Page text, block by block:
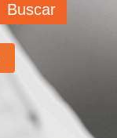
Buscar